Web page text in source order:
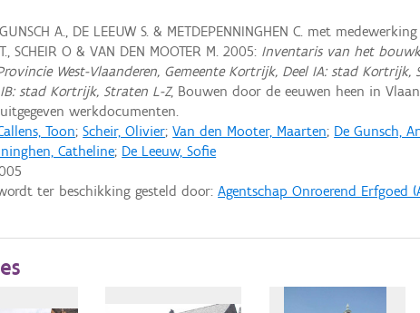
A., DE LEEUW S. & METDEPENNINGHEN C. met
SCHEIR O & VAN DEN MOOTER M. 2005: Inventaris van het
West-Vlaanderen, Gemeente Kortrijk, Deel IA: stad Kortrijk,
stad Kortrijk, Straten L-Z, Bouwen door de eeuwen heen in
werkdocumenten.
Toon;Scheir, Olivier;Van den Mooter, Maarten; De Gunsch,
Catheline; De Leeuw, Sofie
ter beschikking gesteld door:Agentschap Onroerend Erfgoed